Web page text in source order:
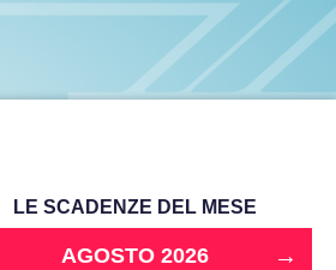
LE SCADENZE DEL MESE
AGOSTO 2026 →